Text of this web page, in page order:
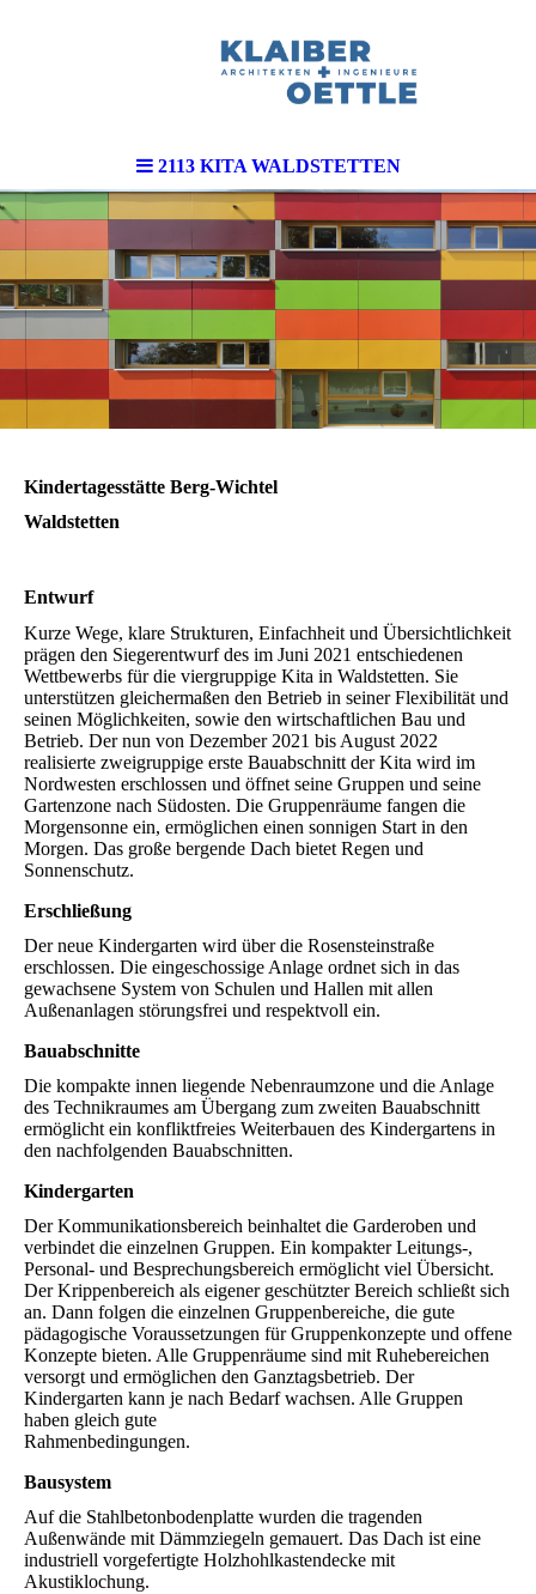
2113 KITA WALDSTETTEN
Kindertagesstätte Berg-Wichtel
Waldstetten
Entwurf
Kurze Wege, klare Strukturen, Einfachheit und Übersichtlichkeit
prägen den Siegerentwurf des im Juni 2021 entschiedenen
Wettbewerbs für die viergruppige Kita in Waldstetten. Sie
unterstützen gleichermaßen den Betrieb in seiner Flexibilität und
seinen Möglichkeiten, sowie den wirtschaftlichen Bau und
Betrieb. Der nun von Dezember 2021 bis August 2022
realisierte zweigruppige erste Bauabschnitt der Kita wird im
Nordwesten erschlossen und öffnet seine Gruppen und seine
Gartenzone nach Südosten. Die Gruppenräume fangen die
Morgensonne ein, ermöglichen einen sonnigen Start in den
Morgen. Das große bergende Dach bietet Regen und
Sonnenschutz.
Erschließung
Der neue Kindergarten wird über die Rosensteinstraße
erschlossen. Die eingeschossige Anlage ordnet sich in das
gewachsene System von Schulen und Hallen mit allen
Außenanlagen störungsfrei und respektvoll ein.
Bauabschnitte
Die kompakte innen liegende Nebenraumzone und die Anlage
des Technikraumes am Übergang zum zweiten Bauabschnitt
ermöglicht ein konfliktfreies Weiterbauen des Kindergartens in
den nachfolgenden Bauabschnitten.
Kindergarten
Der Kommunikationsbereich beinhaltet die Garderoben und
verbindet die einzelnen Gruppen. Ein kompakter Leitungs-,
Personal- und Besprechungsbereich ermöglicht viel Übersicht.
Der Krippenbereich als eigener geschützter Bereich schließt sich
an. Dann folgen die einzelnen Gruppenbereiche, die gute
pädagogische Voraussetzungen für Gruppenkonzepte und offene
Konzepte bieten. Alle Gruppenräume sind mit Ruhebereichen
versorgt und ermöglichen den Ganztagsbetrieb. Der
Kindergarten kann je nach Bedarf wachsen. Alle Gruppen
haben gleich gute
Rahmenbedingungen.
Bausystem
Auf die Stahlbetonbodenplatte wurden die tragenden
Außenwände mit Dämmziegeln gemauert. Das Dach ist eine
industriell vorgefertigte Holzhohlkastendecke mit
Akustiklochung.